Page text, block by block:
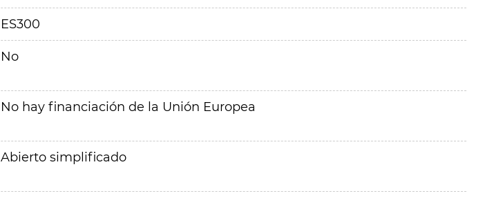
ES300
No
No hay financiación de la Unión Europea
Abierto simplificado